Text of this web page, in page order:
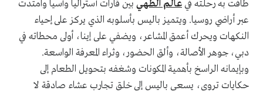
طافت به رحلته في عالم الطهي بين قارات أستراليا وآسيا وامتدت
عبر أراضي روسيا. ويتميز باليس بأسلوبه الذي يركز على إحياء
النكهات ويحرك أعمق المشاعر، ويضفي على إينا، أولى محطاته في
دبي، جوهر الأصالة، وألق الحضور، وثراء المعرفة الواسعة.
وبإيمانه الراسخ بأهمية المكونات وشغفه بتحويل الطعام إلى
حكايات تروى، يسعى باليس إلى خلق تجارب عشاء صادقة لا